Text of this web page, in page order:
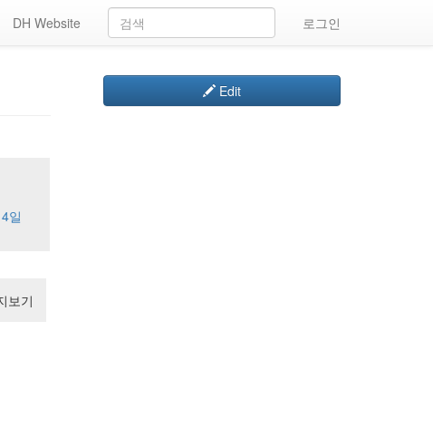
로그인
DH Website
일
보기
Edit